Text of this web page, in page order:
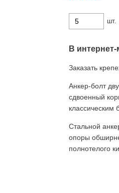
шт.
В
Заказать
Анкер-болт
сдвоенный
классическим
Стальной
опоры
полнотелого